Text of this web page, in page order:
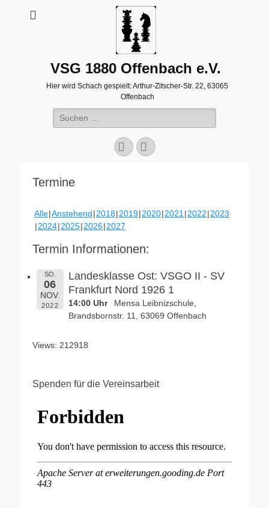
VSG 1880 Offenbach e.V.
Hier wird Schach gespielt: Arthur-Zitscher-Str. 22, 63065
Offenbach
Suche
nach:
FacebookWordPress
Termine
Alle Anstehend 2018 2019 2020 2021 2022 2023
2024 2025 2026 2027
Termin Informationen:
SO.
06
NOV.
2022
Landesklasse Ost: VSGO II - SV
Frankfurt Nord 1926 1
14:00 Uhr
Mensa Leibnizschule,
Brandsbornstr. 11, 63069 Offenbach
Views: 212918
Spenden für die Vereinsarbeit